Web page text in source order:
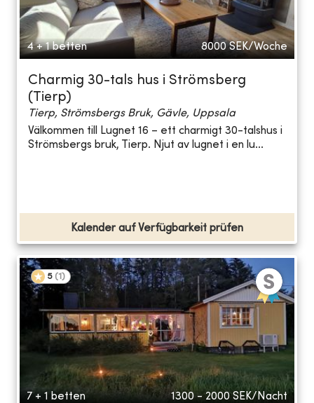
4 + 1 betten 8000 SEK/Woche
Charmig 30-tals hus i Strömsberg
(Tierp)
Tierp, Strömsbergs Bruk, Gävle, Uppsala
Välkommen till Lugnet 16 – ett charmigt 30-talshus i
Strömsbergs bruk, Tierp. Njut av lugnet i en lu...
Kalender auf Verfügbarkeit prüfen
5 (1 )
7 + 1 betten 1300 - 2000 SEK/Nacht